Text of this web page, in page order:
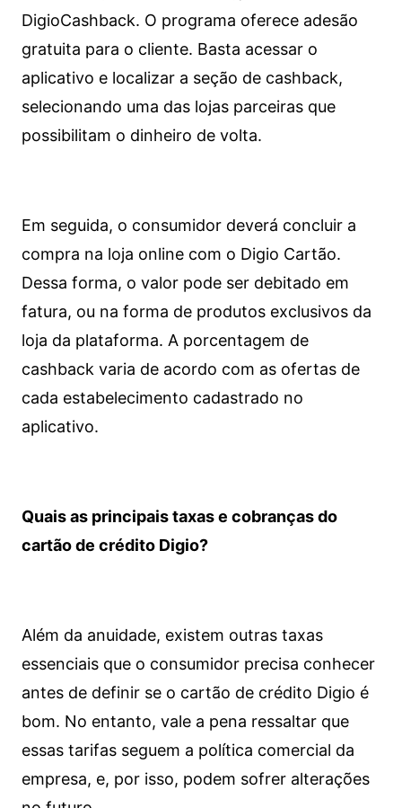
DigioCashback. O programa oferece adesão
gratuita para o cliente. Basta acessar o
aplicativo e localizar a seção de cashback,
selecionando uma das lojas parceiras que
possibilitam o dinheiro de volta.
Em seguida, o consumidor deverá concluir a
compra na loja online com o Digio Cartão.
Dessa forma, o valor pode ser debitado em
fatura, ou na forma de produtos exclusivos da
loja da plataforma. A porcentagem de
cashback varia de acordo com as ofertas de
cada estabelecimento cadastrado no
aplicativo.
Quais as principais taxas e cobranças do
cartão de crédito Digio?
Além da anuidade, existem outras taxas
essenciais que o consumidor precisa conhecer
antes de definir se o cartão de crédito Digio é
bom. No entanto, vale a pena ressaltar que
essas tarifas seguem a política comercial da
empresa, e, por isso, podem sofrer alterações